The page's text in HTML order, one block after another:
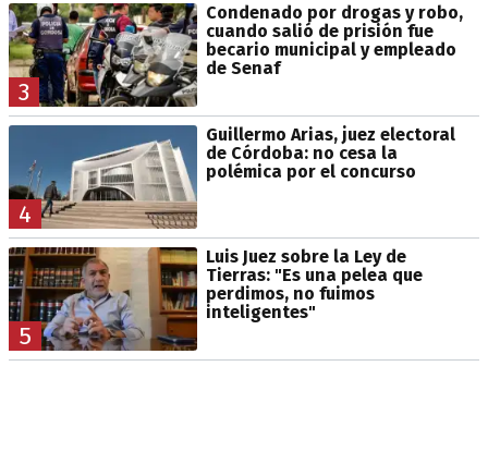
3
Condenado por drogas y robo,
cuando salió de prisión fue
becario municipal y empleado
de Senaf
4
Guillermo Arias, juez electoral
de Córdoba: no cesa la
polémica por el concurso
5
Luis Juez sobre la Ley de
Tierras: "Es una pelea que
perdimos, no fuimos
inteligentes"